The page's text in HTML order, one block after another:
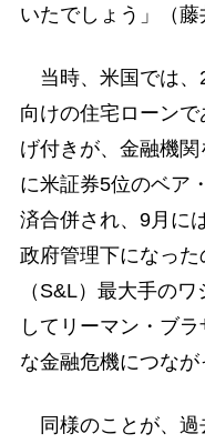
いたでしょう」（藤
当時、米国では、
向けの住宅ローン
げ付きが、金融機
に米証券5位のベア
済合併され、9月に
政府管理下になっ
（S&L）最大手の
してリーマン・ブ
な金融危機につなが
同様のことが、過